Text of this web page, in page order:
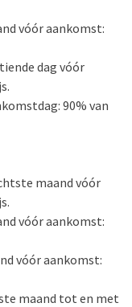
vóór aankomst:
dag vóór
90% van
maand vóór
vóór aankomst:
vóór aankomst:
maand tot en met